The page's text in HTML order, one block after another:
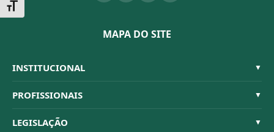
Alternar tamanho da fonte
MAPA DO SITE
INSTITUCIONAL ▼
Sistema CFBM
Quem Somos
PROFISSIONAIS ▼
Habilitações
LEGISLAÇÃO ▼